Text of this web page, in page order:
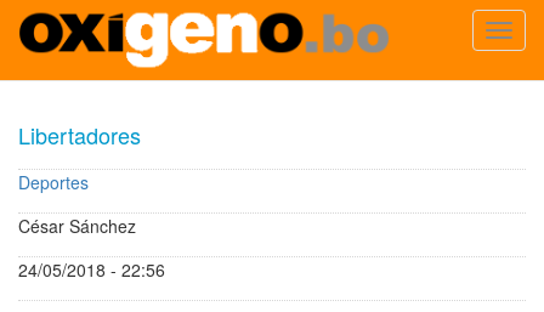
contenido
principal
Libertadores
Deportes
César Sánchez
24/05/2018 - 22:56